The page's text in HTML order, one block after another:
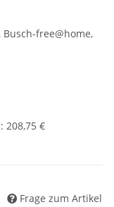
free@home,
: 208,75 €
Frage zum Artikel